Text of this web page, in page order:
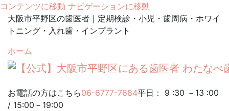
コンテンツに移動 ナビゲーションに移動
大阪市平野区の歯医者｜定期検診・小児・歯周病・ホワイ
トニング・入れ歯・インプラント
ホーム
お電話の方はこちら06-6777-7684平日： 9 :30 －13 :00
/ 15:00－19:00